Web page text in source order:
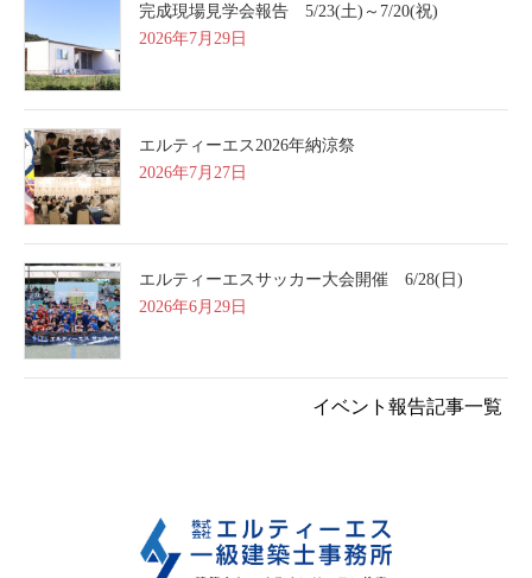
完成現場見学会報告 5/23(土)～7/20(祝)
2026年7月29日
エルティーエス2026年納涼祭
2026年7月27日
エルティーエスサッカー大会開催 6/28(日)
2026年6月29日
イベント報告記事一覧